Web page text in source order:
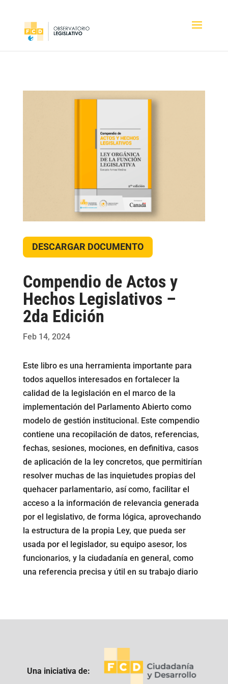
DESCARGAR DOCUMENTO
Compendio de Actos y
Hechos Legislativos –
2da Edición
Feb 14, 2024
Este libro es una herramienta importante para
todos aquellos interesados en fortalecer la
calidad de la legislación en el marco de la
implementación del Parlamento Abierto como
modelo de gestión institucional. Este compendio
contiene una recopilación de datos, referencias,
fechas, sesiones, mociones, en definitiva, casos
de aplicación de la ley concretos, que permitirían
resolver muchas de las inquietudes propias del
quehacer parlamentario, así como, facilitar el
acceso a la información de relevancia generada
por el legislativo, de forma lógica, aprovechando
la estructura de la propia Ley, que pueda ser
usada por el legislador, su equipo asesor, los
funcionarios, y la ciudadanía en general, como
una referencia precisa y útil en su trabajo diario
Una iniciativa de: